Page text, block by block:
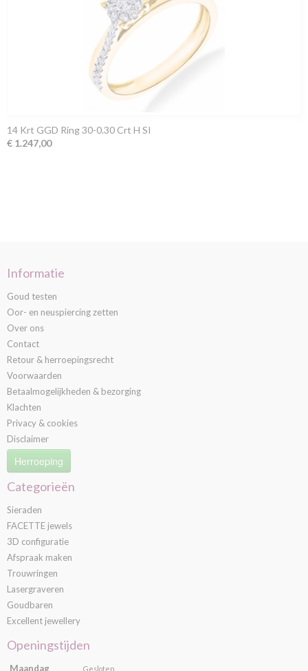
14 Krt GGD Ring 30-0.30 Crt H SI
€ 1.247,00
Informatie
Goud testen
Oor- en neuspiercing zetten
Over ons
Contact
Retour & herroepingsrecht
Voorwaarden
Betaalmogelijkheden & bezorging
Klachten
Privacy & cookies
Disclaimer
Herroeping
Categorieën
Sieraden
FACETTE jewels
3D configuratie
Afspraak maken
Trouwringen
Lasergraveren
Goudbaren
Excellent jewellery
Openingstijden
Maandag Gesloten